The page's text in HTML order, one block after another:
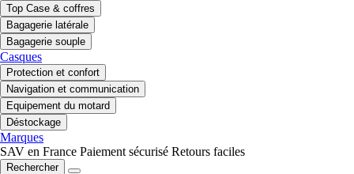
Top Case & coffres
Bagagerie latérale
Bagagerie souple
Casques
Protection et confort
Navigation et communication
Equipement du motard
Déstockage
Marques
SAV en France Paiement sécurisé Retours faciles
Rechercher